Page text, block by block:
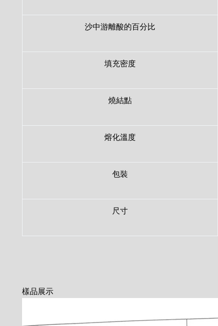
沙中游離酸的百分比
填充密度
燒結點
熔化溫度
包裝
尺寸
樣品展示